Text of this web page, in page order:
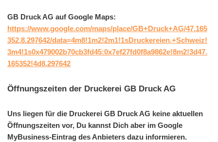
GB Druck AG auf Google Maps:
https://www.google.com/maps/place/GB+Druck+AG/47.165
352,8.297642/data=4m8!1m2!2m1!1sDruckereien,+Schweiz!
3m4!1s0x479002b70cb3fd45:0x7ef27fd0f8a9862e!8m2!3d47.
165352!4d8.297642
Öffnungszeiten der Druckerei GB Druck AG
Uns liegen für die Druckerei GB Druck AG keine aktuellen
Öffnungszeiten vor, Du kannst Dich aber im Google
MyBusiness-Eintrag des Anbieters dazu informieren.